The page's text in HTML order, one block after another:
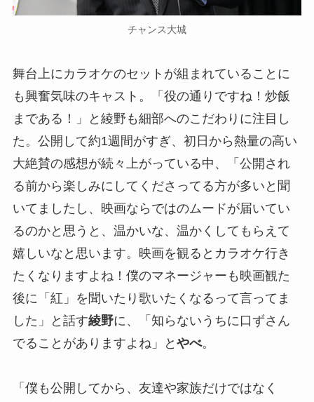
チャンス大城
舞台上にカラオケのセットが組まれていることに
も興奮気味のキャスト。「役の通りですね！炒飯
まである！」と綾野も細部へのこだわりに注目し
た。公開して約1週間がすぎ、初日から熱量の高い
大絶賛の感想が続々上がっている中、「公開され
る前から楽しみにしてくださってる方が多いと聞
いてましたし、映画ならではのムードが届いてい
るのかと思うと、温かいな、温かくしてもらえて
嬉しいなと思います。映画を観るとカラオケ行き
たくなりますよね！僕のマネージャーも映画観た
後に「紅」を聞いたり歌いたくなるって言ってま
した」と話す綾野に、「知らないうちに口ずさん
でることがありますよね」と やべ。
「僕も公開してから、友達や家族だけではなく